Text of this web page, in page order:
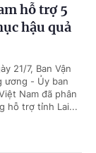
hỗ trợ 5
hậu quả
21/7, Ban Vận
ương - Ủy ban
Nam đã phân
hỗ trợ tỉnh Lai...